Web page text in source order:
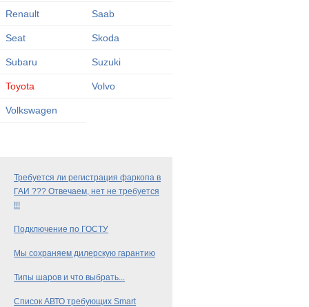
Renault Saab
Seat Skoda
Subaru Suzuki
Toyota Volvo
Volkswagen
Требуется ли регистрация фаркопа в
ГАИ ??? Отвечаем, нет не требуется
!!!
Подключение по ГОСТУ
Мы сохраняем дилерскую гарантию
Типы шаров и что выбрать...
Список АВТО требующих Smart